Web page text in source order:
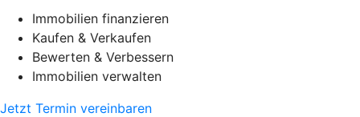
Immobilien finanzieren
Kaufen & Verkaufen
Bewerten & Verbessern
Immobilien verwalten
Jetzt Termin vereinbaren